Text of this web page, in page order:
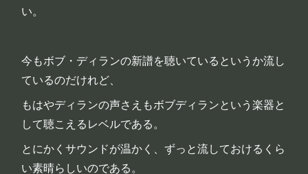
い。
今もボブ・ディランの新譜を聴いているというか流し
ているのだけれど、
もはやディランの声さえもボブディランという楽器と
して聴こえるレベルである。
とにかくサウンドが温かく、ずっと流しておけるくら
い素晴らしいのである。